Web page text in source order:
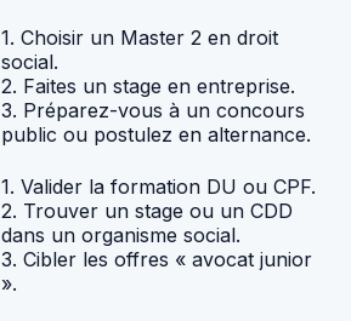
1. Choisir un Master 2 en droit
social.
2. Faites un stage en entreprise.
3. Préparez-vous à un concours
public ou postulez en alternance.
1. Valider la formation DU ou CPF.
2. Trouver un stage ou un CDD
dans un organisme social.
3. Cibler les offres « avocat junior
».